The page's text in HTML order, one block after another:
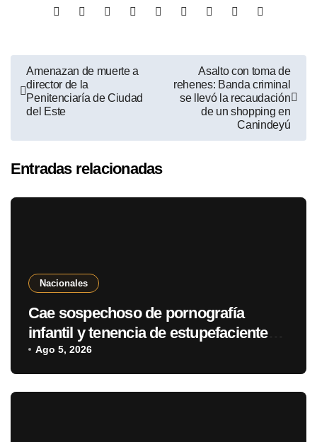
Amenazan de muerte a
director de la
Penitenciaría de Ciudad
del Este
Asalto con toma de
rehenes: Banda criminal
se llevó la recaudación
de un shopping en
Canindeyú
Entradas relacionadas
Nacionales
Cae sospechoso de pornografía
infantil y tenencia de estupefacientes
en Fernando de la Mora
Ago 5, 2026